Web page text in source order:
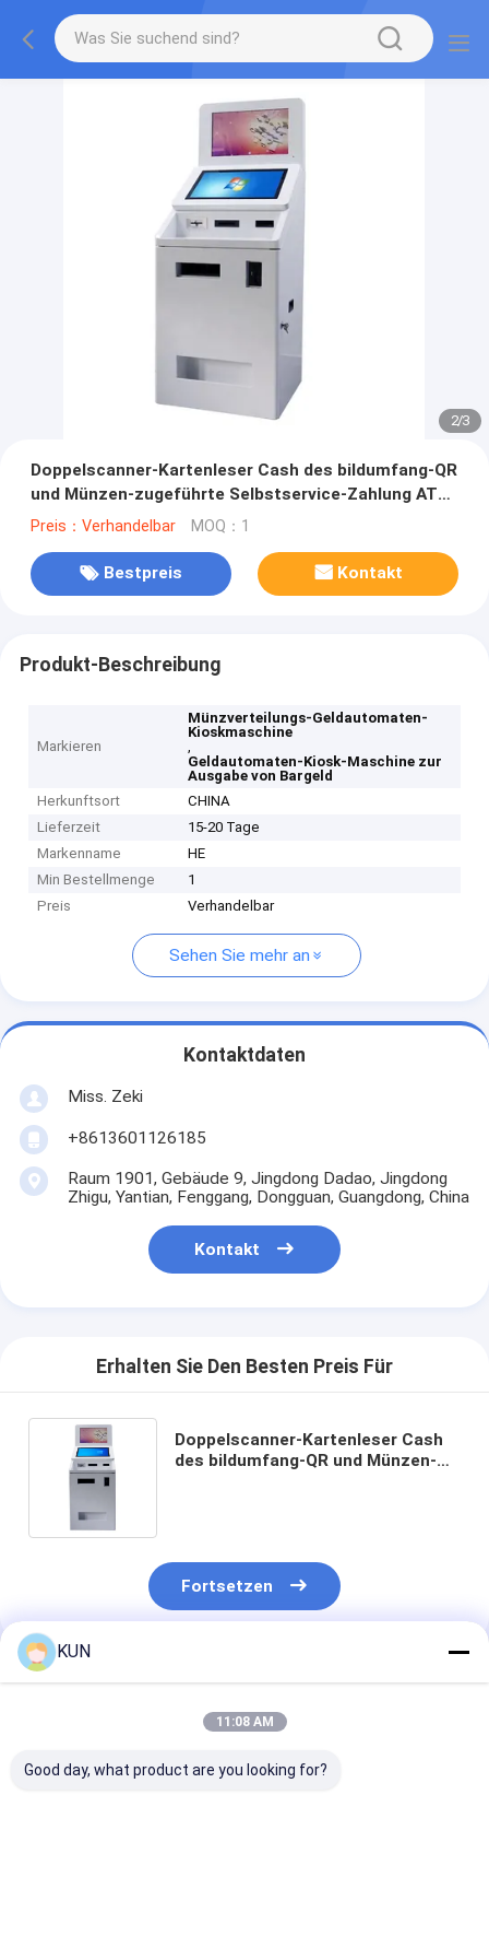
2/3
Doppelscanner-Kartenleser Cash des bildumfang-QR
und Münzen-zugeführte Selbstservice-Zahlung ATM-
Kiosk-Maschine
Preis：Verhandelbar MOQ：1
Bestpreis Kontakt
Produkt-Beschreibung
Markieren
Münzverteilungs-Geldautomaten-
Kioskmaschine
,
Geldautomaten-Kiosk-Maschine zur
Ausgabe von Bargeld
Herkunftsort
CHINA
Lieferzeit
15-20 Tage
Markenname
HE
Min Bestellmenge
1
Preis
Verhandelbar
Sehen Sie mehr an
Kontaktdaten
Miss. Zeki
+8613601126185
Raum 1901, Gebäude 9, Jingdong Dadao, Jingdong
Zhigu, Yantian, Fenggang, Dongguan, Guangdong, China
Kontakt
Erhalten Sie Den Besten Preis Für
Doppelscanner-Kartenleser Cash
des bildumfang-QR und Münzen-
Fortsetzen
Empfohlene Produkte
KUN
11:08 AM
Good day, what product are you looking for?